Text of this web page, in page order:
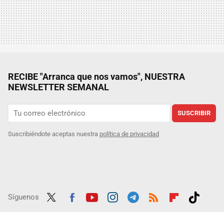
RECIBE "Arranca que nos vamos", NUESTRA
NEWSLETTER SEMANAL
SUSCRIBIR
Suscribiéndote aceptas nuestra política de privacidad
Síguenos